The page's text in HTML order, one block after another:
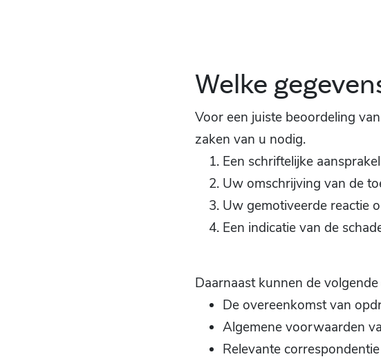
Welke
Voor een juiste beoordeling
zaken van u nodig.
Een schriftelijke
Uw omschrijving van de
Uw gemotiveerde reactie
Een indicatie van de
Daarnaast kunnen de
De overeenkomst van
Algemene voorwaarden
Relevante